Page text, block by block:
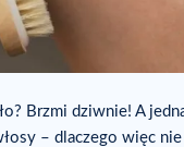
Brzmi dziwnie! A
– dlaczego więc